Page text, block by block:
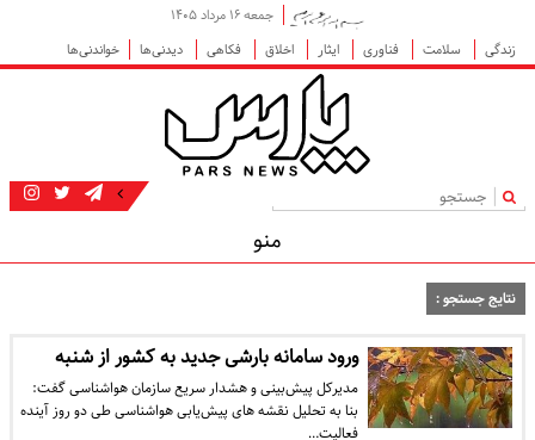
جمعه ۱۶ مرداد ۱۴۰۵
زندگی
سلامت فناوری ایثار اخلاق فکاهی دیدنی‌ها خواندنی‌ها
|
منو
نتایج جستجو :
ورود سامانه بارشی جدید به کشور از شنبه
مدیرکل پیش‌بینی و هشدار سریع سازمان هواشناسی گفت:
بنا به تحلیل نقشه های پیش‌یابی هواشناسی طی دو روز آینده
فعالیت…